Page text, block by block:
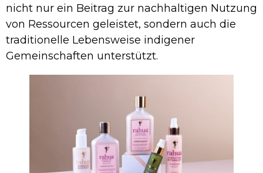
nicht nur ein Beitrag zur nachhaltigen Nutzung
von Ressourcen geleistet, sondern auch die
traditionelle Lebensweise indigener
Gemeinschaften unterstützt.